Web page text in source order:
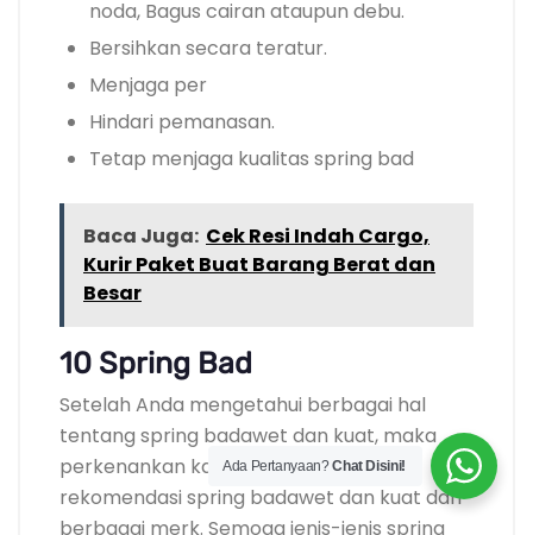
noda, Bagus cairan ataupun debu.
Bersihkan secara teratur.
Menjaga per
Hindari pemanasan.
Tetap menjaga kualitas spring bad
Baca Juga: Cek Resi Indah Cargo,
Kurir Paket Buat Barang Berat dan
Besar
10 Spring Bad
Setelah Anda mengetahui berbagai hal
tentang spring badawet dan kuat, maka
perkenankan kami memberikan
rekomendasi spring badawet dan kuat dari
berbagai merk. Semoga jenis-jenis spring
Ada Pertanyaan?Chat Disini!